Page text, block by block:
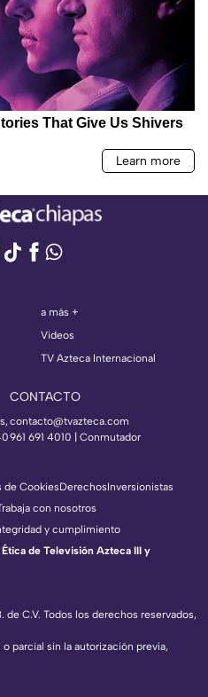
a más +
Videos
TV Azteca Internacional
CONTACTO
contacto@tvazteca.com
961 691 4010 | Conmutador
de C.V. Todos los derechos reservados,
parcial sin la autorización previa,
de CookiesDerechosInversionistas
con nosotros
y cumplimiento
de Televisión Azteca III y